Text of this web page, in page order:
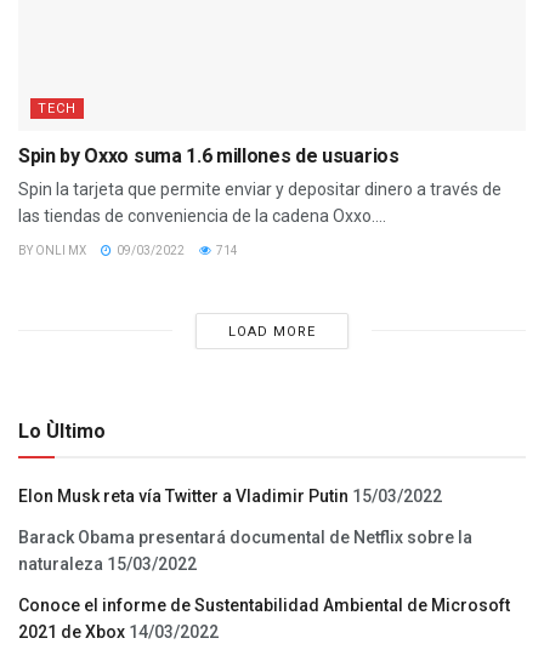
TECH
Spin by Oxxo suma 1.6 millones de usuarios
Spin la tarjeta que permite enviar y depositar dinero a través de
las tiendas de conveniencia de la cadena Oxxo....
BY ONLI MX 09/03/2022 714
LOAD MORE
Lo Ùltimo
Elon Musk reta vía Twitter a Vladimir Putin 15/03/2022
Barack Obama presentará documental de Netflix sobre la
naturaleza 15/03/2022
Conoce el informe de Sustentabilidad Ambiental de Microsoft
2021 de Xbox 14/03/2022